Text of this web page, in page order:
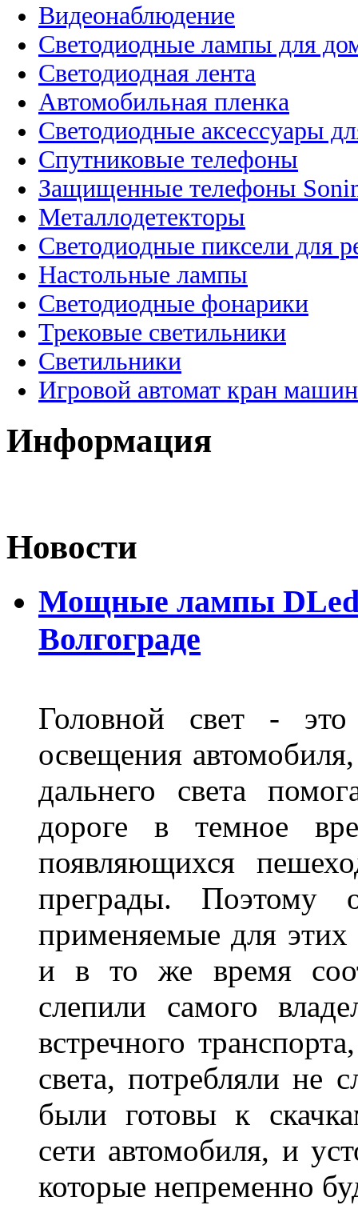
Видеонаблюдение
Светодиодные лампы для
Светодиодная лента
Автомобильная пленка
Светодиодные аксессуары
Спутниковые телефоны
Защищенные телефоны
Металлодетекторы
Светодиодные пиксели для
Настольные лампы
Светодиодные фонарики
Трековые светильники
Светильники
Игровой автомат кран
Информация
Новости
Мощные лампы DLed
Волгограде
Головной свет -
освещения
дальнего света
дороге в темное
появляющихся
преграды. Поэтому
применяемые для
и в то же время
слепили самого
встречного
света, потребляли не
были готовы к
сети автомобиля, и
которые непременно